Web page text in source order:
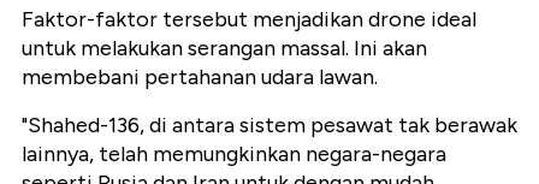
Faktor-faktor tersebut menjadikan drone ideal
untuk melakukan serangan massal. Ini akan
membebani pertahanan udara lawan.
"Shahed-136, di antara sistem pesawat tak berawak
lainnya, telah memungkinkan negara-negara